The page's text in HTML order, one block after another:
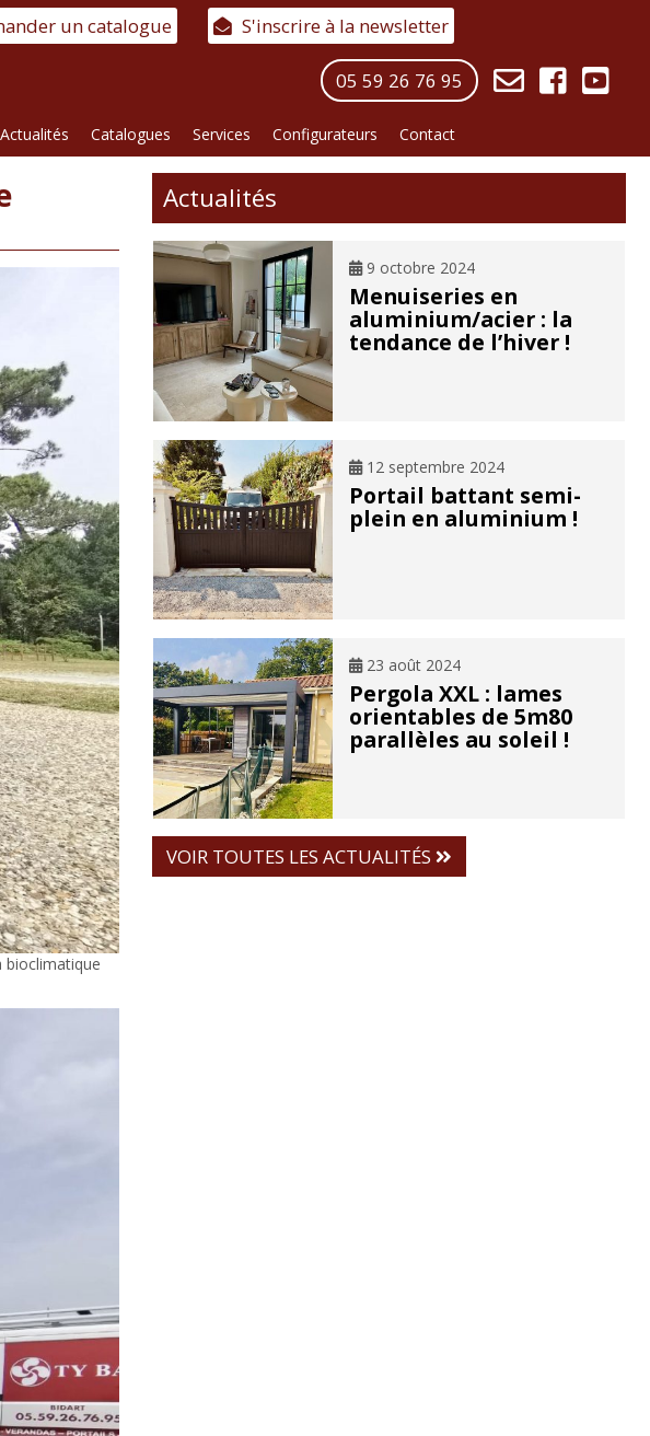
un catalogue S'inscrire à la newsletter
05 59 26 76 95
Actualités Catalogues Services Configurateurs Contact
bioclimatique
Actualités
9 octobre 2024
Menuiseries en
aluminium/acier : la
tendance de l’hiver !
12 septembre 2024
Portail battant semi-
plein en aluminium !
23 août 2024
Pergola XXL : lames
orientables de 5m80
parallèles au soleil !
VOIR TOUTES LES ACTUALITÉS